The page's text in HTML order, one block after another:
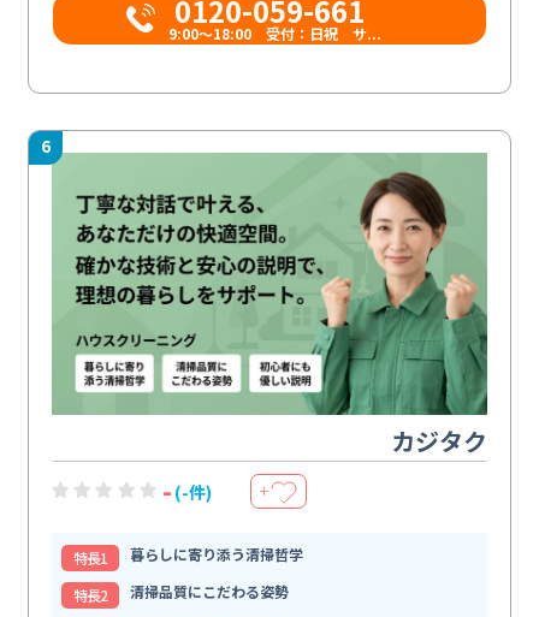
0120-059-661
9:00〜18:00 受付：日祝 サ...
6
カジタク
- (-件) ＋
特⻑1
暮らしに寄り添う清掃哲学
特⻑2
清掃品質にこだわる姿勢